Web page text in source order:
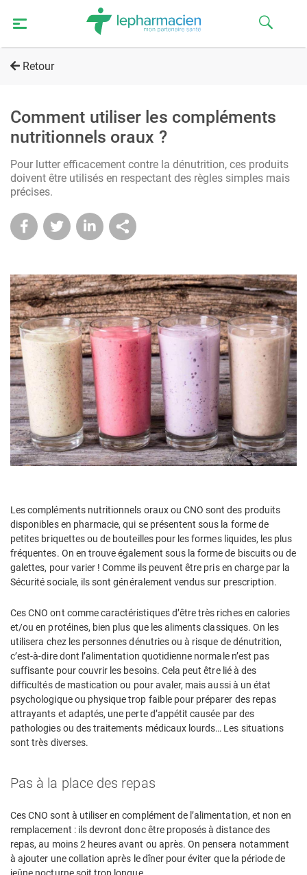
Retour
Comment utiliser les compléments
nutritionnels oraux ?
Pour lutter efficacement contre la dénutrition, ces produits
doivent être utilisés en respectant des règles simples mais
précises.
Les compléments nutritionnels oraux ou CNO sont des produits
disponibles en pharmacie, qui se présentent sous la forme de
petites briquettes ou de bouteilles pour les formes liquides, les plus
fréquentes. On en trouve également sous la forme de biscuits ou de
galettes, pour varier ! Comme ils peuvent être pris en charge par la
Sécurité sociale, ils sont généralement vendus sur prescription.
Ces CNO ont comme caractéristiques d’être très riches en calories
et/ou en protéines, bien plus que les aliments classiques. On les
utilisera chez les personnes dénutries ou à risque de dénutrition,
c’est-à-dire dont l’alimentation quotidienne normale n’est pas
suffisante pour couvrir les besoins. Cela peut être lié à des
difficultés de mastication ou pour avaler, mais aussi à un état
psychologique ou physique trop faible pour préparer des repas
attrayants et adaptés, une perte d’appétit causée par des
pathologies ou des traitements médicaux lourds… Les situations
sont très diverses.
Pas à la place des repas
Ces CNO sont à utiliser en complément de l’alimentation, et non en
remplacement : ils devront donc être proposés à distance des
repas, au moins 2 heures avant ou après. On pensera notamment
à ajouter une collation après le dîner pour éviter que la période de
jeûne nocturne soit trop longue.